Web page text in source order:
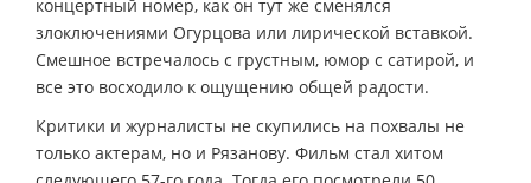
концертный номер, как он тут же сменялся
злоключениями Огурцова или лирической вставкой.
Смешное встречалось с грустным, юмор с сатирой, и
все это восходило к ощущению общей радости.
Критики и журналисты не скупились на похвалы не
только актерам, но и Рязанову. Фильм стал хитом